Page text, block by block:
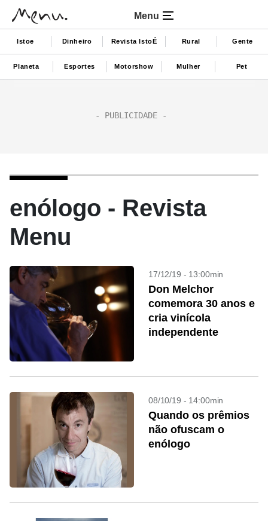
Menu
Istoe Dinheiro Revista IstoÉ Rural Gente
Planeta Esportes Motorshow Mulher Pet
enólogo - Revista
Menu
17/12/19 - 13:00min
Don Melchor
comemora 30 anos e
cria vinícola
independente
08/10/19 - 14:00min
Quando os prêmios
não ofuscam o
enólogo